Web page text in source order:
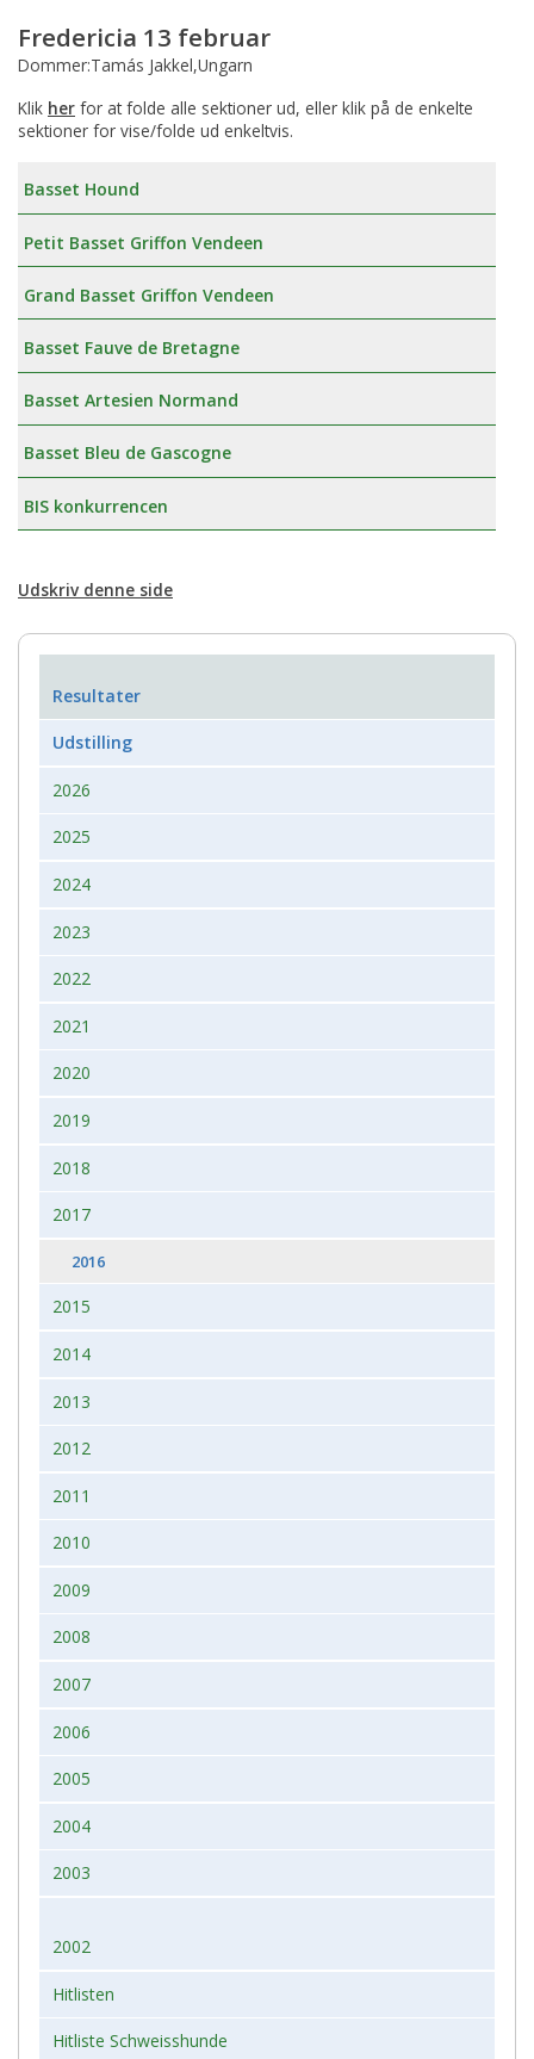
Fredericia 13 februar
Dommer:Tamás Jakkel,Ungarn
Klik her for at folde alle sektioner ud, eller klik på de enkelte
sektioner for vise/folde ud enkeltvis.
Basset Hound
Petit Basset Griffon Vendeen
Grand Basset Griffon Vendeen
Basset Fauve de Bretagne
Basset Artesien Normand
Basset Bleu de Gascogne
BIS konkurrencen
Udskriv denne side
Resultater
Udstilling
2026
2025
2024
2023
2022
2021
2020
2019
2018
2017
2016
2015
2014
2013
2012
2011
2010
2009
2008
2007
2006
2005
2004
2003
2002
Hitlisten
Hitliste Schweisshunde